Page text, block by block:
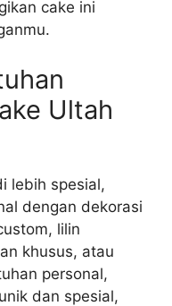
cake ini
Ultah
lebih spesial,
dengan dekorasi
lilin
khusus, atau
personal,
dan spesial,